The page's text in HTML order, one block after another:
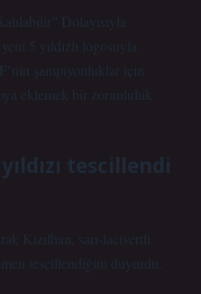
Dolayısıyla
5 yıldızlı logosuyla
şampiyonluklar için
eklemek bir zorunluluk
tescillendi
Kızılhan, sarı-lacivertli
tescillendiğini duyurdu.